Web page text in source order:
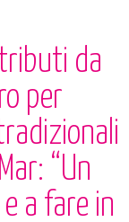
da
per
“Un
a fare in